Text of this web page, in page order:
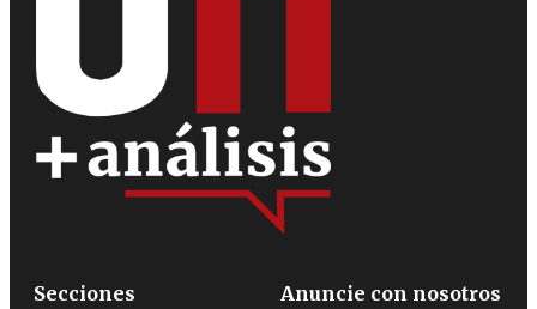
Secciones
Anuncie con nosotros